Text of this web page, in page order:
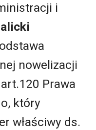
i
nowelizacji
Prawa
który
właściwy ds.